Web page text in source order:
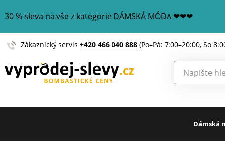
30 % sleva na vše z kategorie DÁMSKÁ MÓDA ❤❤❤
Zákaznický servis +420 466 040 888 (Po–Pá: 7:00–20:00, So
Dámská